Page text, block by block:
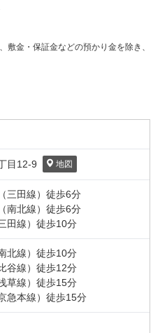
金・保証金などの預かり金を除き、
目 12-9 地図
（三田線） 徒歩6分
（南北線） 徒歩6分
田線） 徒歩10分
北線） 徒歩10分
谷線） 徒歩12分
草線） 徒歩15分
急本線） 徒歩15分